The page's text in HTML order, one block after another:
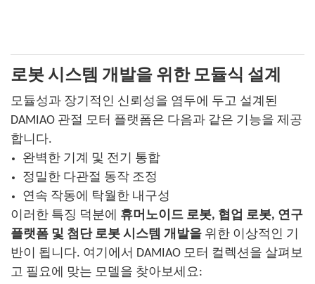
로봇 시스템 개발을 위한 모듈식 설계
모듈성과 장기적인 신뢰성을 염두에 두고 설계된
DAMIAO 관절 모터 플랫폼은 다음과 같은 기능을 제공
합니다.
완벽한 기계 및 전기 통합
정밀한 다관절 동작 조정
연속 작동에 탁월한 내구성
이러한 특징 덕분에 휴머노이드 로봇, 협업 로봇, 연구
플랫폼 및 첨단 로봇 시스템 개발을 위한 이상적인 기
반이 됩니다. 여기에서 DAMIAO 모터 컬렉션을 살펴보
고 필요에 맞는 모델을 찾아보세요: